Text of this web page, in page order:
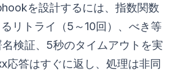
を設計するには、指数関数
リトライ（5～10回）、べき等
検証、5秒のタイムアウトを実
応答はすぐに返し、処理は非同